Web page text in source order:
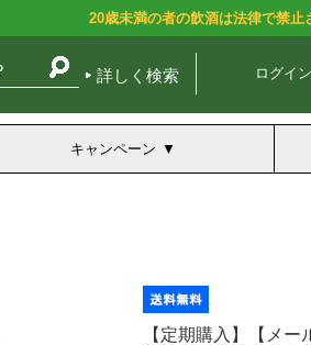
20歳未満の者の飲酒は法律で禁止
詳しく検索 ログイン
キャンペーン
【定期購入】【メ